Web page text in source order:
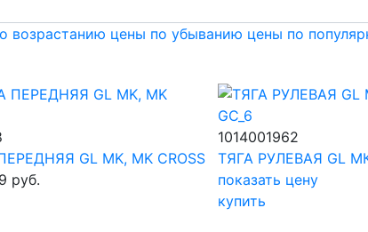
возрастанию цены по убыванию цены по
GL MK, MK CROSS
руб.
1014001962
ТЯГА РУЛЕВАЯ GL
показать цену
купить